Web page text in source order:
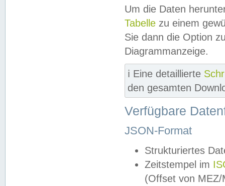
Um die Daten
Tabelle zu einem
Sie dann die Option
Diagrammanzeige.
ℹ️ Eine detaillierte
den gesamten
Verfügbare
JSON-Format
Strukturiertes
Zeitstempel im
(Offset von MEZ/